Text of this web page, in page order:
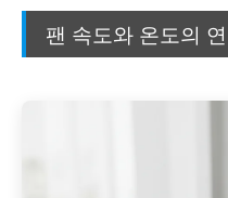
팬 속도와 온도의